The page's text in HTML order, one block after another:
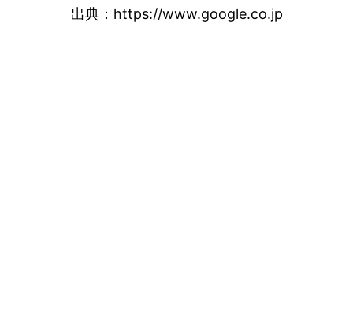
出典：https://www.google.co.jp